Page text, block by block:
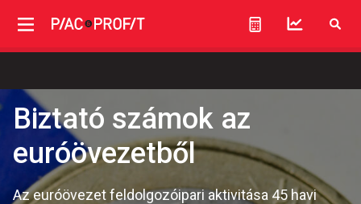
Biztató számok az
euróövezetből
Az euróövezet feldolgozóipari aktivitása 45 havi